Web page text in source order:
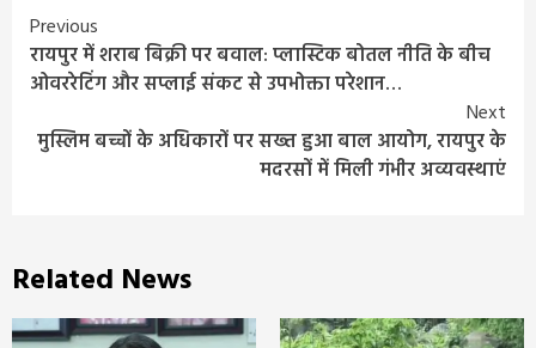
Continue
Reading
Previous
रायपुर में शराब बिक्री पर बवाल: प्लास्टिक बोतल नीति के बीच
ओवररेटिंग और सप्लाई संकट से उपभोक्ता परेशान…
Next
मुस्लिम बच्चों के अधिकारों पर सख्त हुआ बाल आयोग, रायपुर के
मदरसों में मिली गंभीर अव्यवस्थाएं
Related News